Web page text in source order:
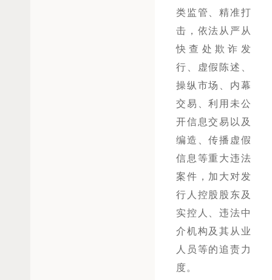
类监管、精准打
击，依法从严从
快查处欺诈发
行、虚假陈述、
操纵市场、内幕
交易、利用未公
开信息交易以及
编造、传播虚假
信息等重大违法
案件，加大对发
行人控股股东及
实控人、违法中
介机构及其从业
人员等的追责力
度。